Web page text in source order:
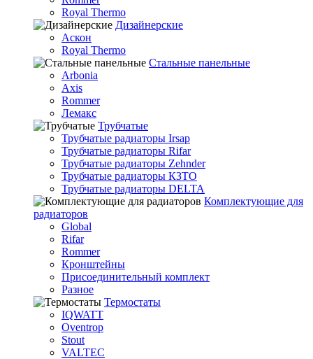
Royal Thermo
Дизайнерские
Аскон
Royal Thermo
Стальные панельные
Arbonia
Axis
Rommer
Лемакс
Трубчатые
Трубчатые радиаторы Irsap
Трубчатые радиаторы Rifar
Трубчатые радиаторы Zehnder
Трубчатые радиаторы КЗТО
Трубчатые радиаторы DELTA
Комплектующие для
радиаторов
Global
Rifar
Rommer
Кронштейны
Присоединительный комплект
Разное
Термостаты
IQWATT
Oventrop
Stout
VALTEC